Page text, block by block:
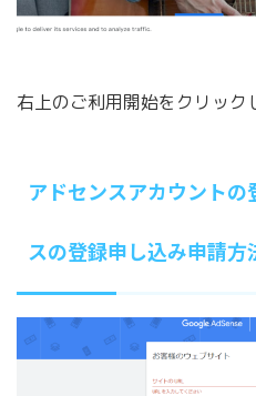
右上のご利用開始をクリック
アドセンスアカウント
スの登録申し込み申請方